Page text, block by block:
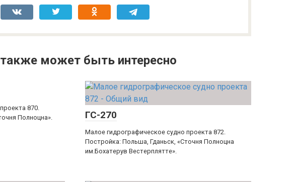
может быть интересно
870.
Полноцна».
ГС-270
Малое гидрографическое судно проекта 872.
Постройка: Польша, Гданьск, «Сточня Полноцна
им.Бохатерув Вестерплятте».